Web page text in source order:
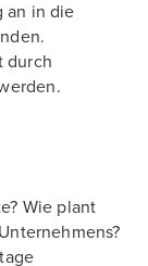
an in die
durch
Wie plant